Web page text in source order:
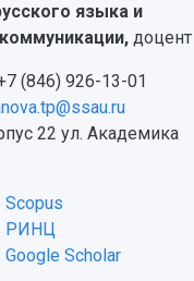
языка и
доцент
(846) 926-13-01
22 ул. Академика
РИНЦ
Scholar